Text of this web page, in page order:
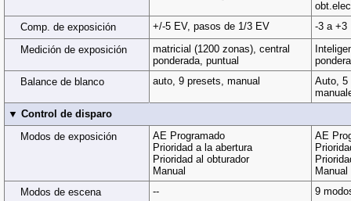
Comp. de exposición
+/-5 EV, pasos de 1/3 EV
-3 a +3
Medición de exposición
matricial (1200 zonas), central
ponderada, puntual
Balance de blanco
auto, 9 presets, manual
Auto, 5
▼ Control de disparo
Modos de exposición
AE Programado
Prioridad a la abertura
Prioridad al obturador
Manual
AE
Manual
Modos de escena
--
9